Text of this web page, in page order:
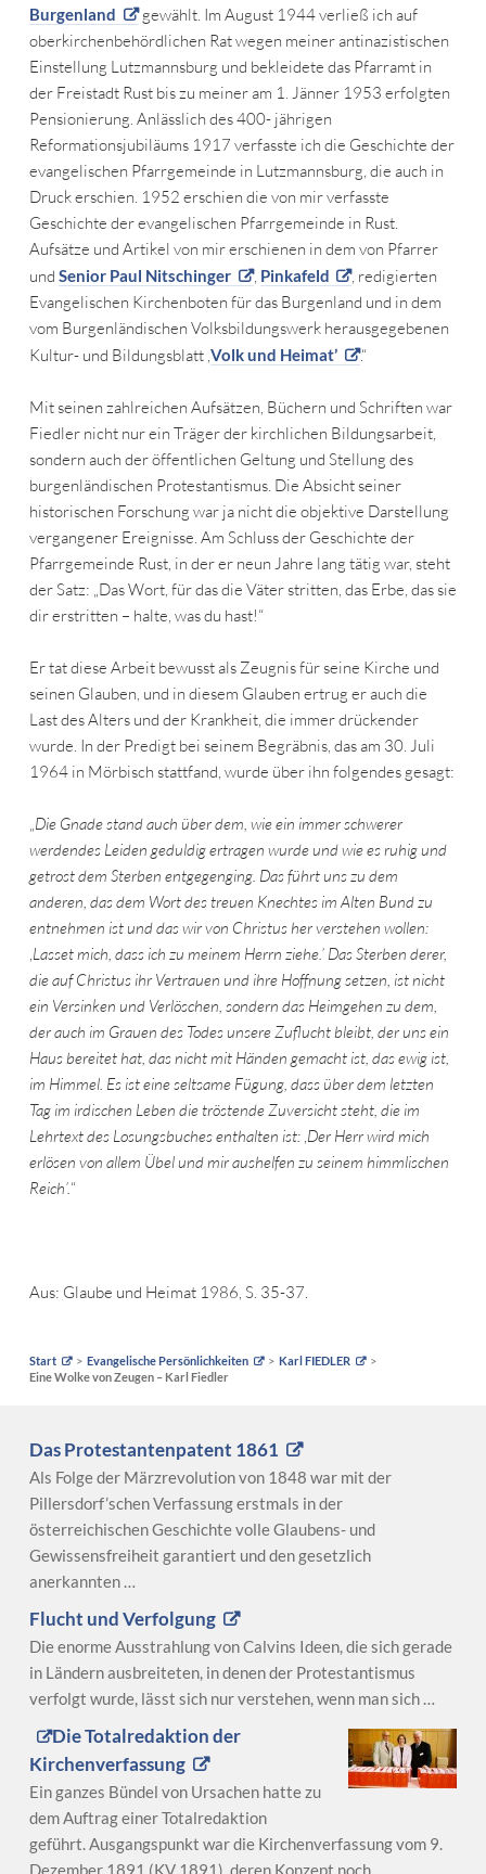
Burgenland
gewählt. Im August 1944 verließ ich auf
oberkirchenbehördlichen Rat wegen meiner antinazistischen
Einstellung Lutzmannsburg und bekleidete das Pfarramt in
der Freistadt Rust bis zu meiner am 1. Jänner 1953 erfolgten
Pensionierung. Anlässlich des 400- jährigen
Reformationsjubiläums 1917 verfasste ich die Geschichte der
evangelischen Pfarrgemeinde in Lutzmannsburg, die auch in
Druck erschien. 1952 erschien die von mir verfasste
Geschichte der evangelischen Pfarrgemeinde in Rust.
Aufsätze und Artikel von mir erschienen in dem von Pfarrer
und Senior Paul Nitschinger , Pinkafeld
, redigierten
Evangelischen Kirchenboten für das Burgenland und in dem
vom Burgenländischen Volksbildungswerk herausgegebenen
Kultur- und Bildungsblatt ,Volk und Heimat’ .“
Mit seinen zahlreichen Aufsätzen, Büchern und Schriften war
Fiedler nicht nur ein Träger der kirchlichen Bildungsarbeit,
sondern auch der öffentlichen Geltung und Stellung des
burgenländischen Protestantismus. Die Absicht seiner
historischen Forschung war ja nicht die objektive Darstellung
vergangener Ereignisse. Am Schluss der Geschichte der
Pfarrgemeinde Rust, in der er neun Jahre lang tätig war, steht
der Satz: „Das Wort, für das die Väter stritten, das Erbe, das sie
dir erstritten – halte, was du hast!“
Er tat diese Arbeit bewusst als Zeugnis für seine Kirche und
seinen Glauben, und in diesem Glauben ertrug er auch die
Last des Alters und der Krankheit, die immer drückender
wurde. In der Predigt bei seinem Begräbnis, das am 30. Juli
1964 in Mörbisch stattfand, wurde über ihn folgendes gesagt:
„Die Gnade stand auch über dem, wie ein immer schwerer
werdendes Leiden geduldig ertragen wurde und wie es ruhig und
getrost dem Sterben entgegenging. Das führt uns zu dem
anderen, das dem Wort des treuen Knechtes im Alten Bund zu
entnehmen ist und das wir von Christus her verstehen wollen:
,Lasset mich, dass ich zu meinem Herrn ziehe.’ Das Sterben derer,
die auf Christus ihr Vertrauen und ihre Hoffnung setzen, ist nicht
ein Versinken und Verlöschen, sondern das Heimgehen zu dem,
der auch im Grauen des Todes unsere Zuflucht bleibt, der uns ein
Haus bereitet hat, das nicht mit Händen gemacht ist, das ewig ist,
im Himmel. Es ist eine seltsame Fügung, dass über dem letzten
Tag im irdischen Leben die tröstende Zuversicht steht, die im
Lehrtext des Losungsbuches enthalten ist: ,Der Herr wird mich
erlösen von allem Übel und mir aushelfen zu seinem himmlischen
Reich’.“
Aus: Glaube und Heimat 1986, S. 35-37.
Start Evangelische Persönlichkeiten
Karl FIEDLER
Eine Wolke von Zeugen – Karl Fiedler
Das Protestantenpatent 1861
Als Folge der Märzrevolution von 1848 war mit der
Pillersdorf’schen Verfassung erstmals in der
österreichischen Geschichte volle Glaubens- und
Gewissensfreiheit garantiert und den gesetzlich
anerkannten …
Flucht und Verfolgung
Die enorme Ausstrahlung von Calvins Ideen, die sich gerade
in Ländern ausbreiteten, in denen der Protestantismus
verfolgt wurde, lässt sich nur verstehen, wenn man sich …
Die Totalredaktion der
Kirchenverfassung
Ein ganzes Bündel von Ursachen hatte zu
dem Auftrag einer Totalredaktion
geführt. Ausgangspunkt war die Kirchenverfassung vom 9.
Dezember 1891 (KV 1891), deren Konzept noch …